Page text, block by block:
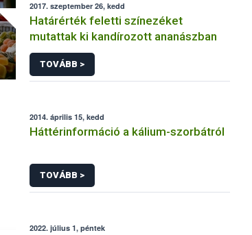
2017. szeptember 26, kedd
Határérték feletti színezéket
mutattak ki kandírozott ananászban
TOVÁBB >
2014. április 15, kedd
Háttérinformáció a kálium-szorbátról
TOVÁBB >
2022. július 1, péntek